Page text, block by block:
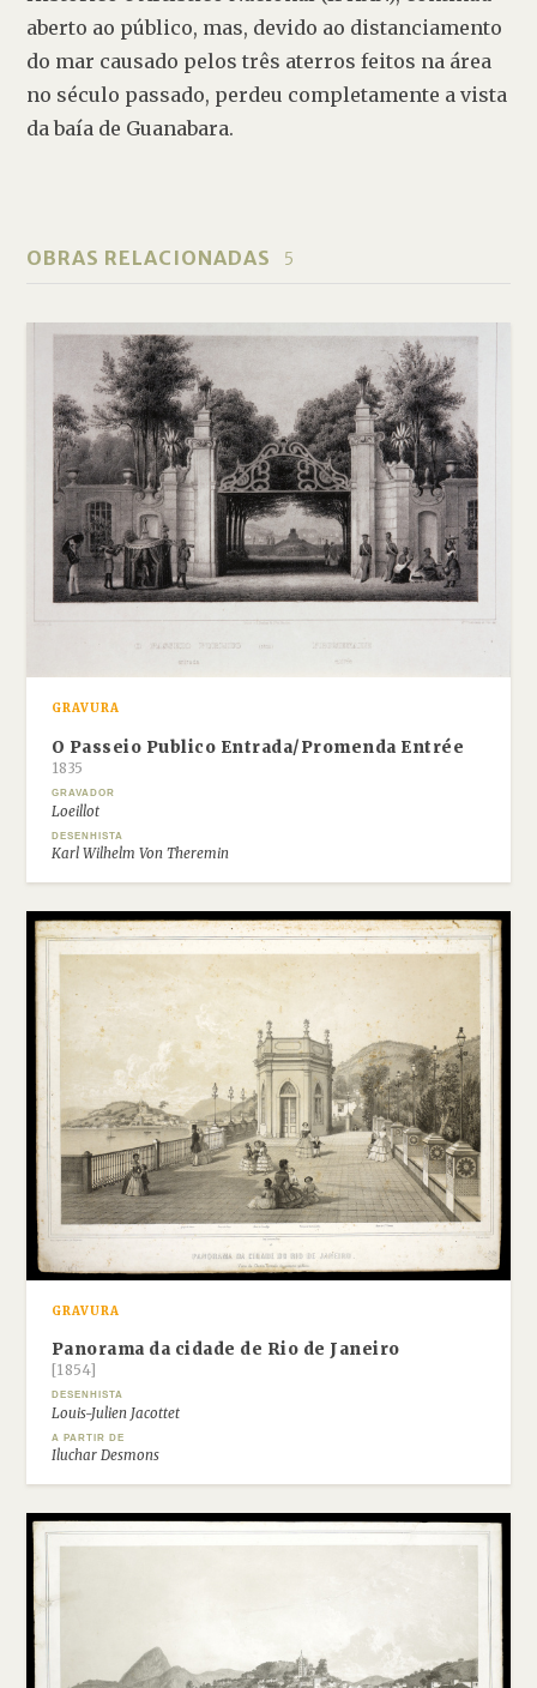
aberto ao público, mas, devido ao distanciamento
do mar causado pelos três aterros feitos na área
no século passado, perdeu completamente a vista
da baía de Guanabara.
OBRAS RELACIONADAS 5
GRAVURA
O Passeio Publico Entrada/Promenda Entrée
1835
GRAVADOR
Loeillot
DESENHISTA
Karl Wilhelm Von Theremin
GRAVURA
Panorama da cidade de Rio de Janeiro
[1854]
DESENHISTA
Louis-Julien Jacottet
A PARTIR DE
Iluchar Desmons